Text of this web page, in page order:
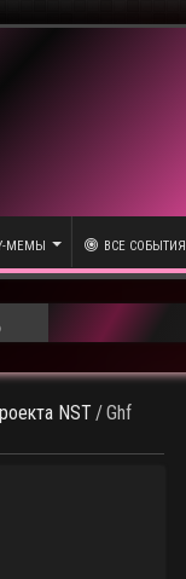
МЕМЫ ВСЕ СОБЫТИЯ
NST /Ghf